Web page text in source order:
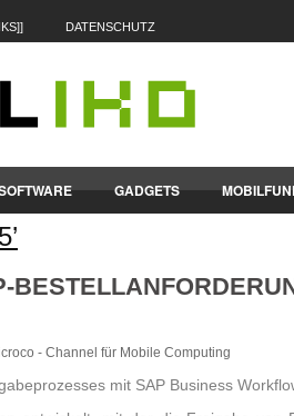
DATENSCHUTZ
GADGETS
PCS
- Channel für Mobile Computing
mit SAP Business